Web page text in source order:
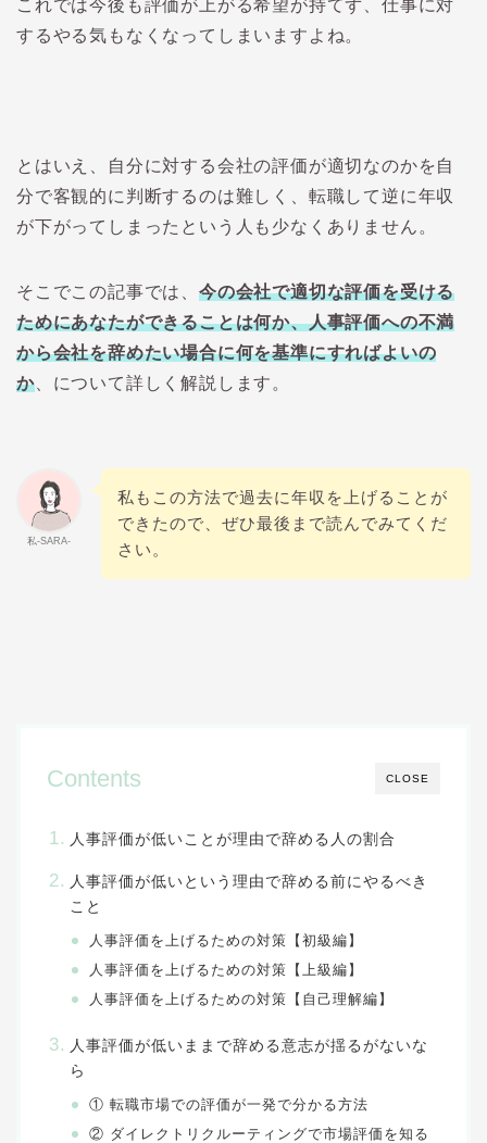
これでは今後も評価が上がる希望が持てず、仕事に対
するやる気もなくなってしまいますよね。
とはいえ、自分に対する会社の評価が適切なのかを自
分で客観的に判断するのは難しく、転職して逆に年収
が下がってしまったという人も少なくありません。
そこでこの記事では、 今の会社で適切な評価を受ける
ためにあなたができることは何か、人事評価への不満
から会社を辞めたい場合に何を基準にすればよいの
か、について詳しく解説します。
私-SARA-
私もこの方法で過去に年収を上げることが
できたので、ぜひ最後まで読んでみてくだ
さい。
CLOSE
Contents
人事評価が低いことが理由で辞める人の割合
人事評価が低いという理由で辞める前にやるべき
こと
人事評価を上げるための対策【初級編】
人事評価を上げるための対策【上級編】
人事評価を上げるための対策【自己理解編】
人事評価が低いままで辞める意志が揺るがないな
ら
① 転職市場での評価が一発で分かる方法
② ダイレクトリクルーティングで市場評価を知る